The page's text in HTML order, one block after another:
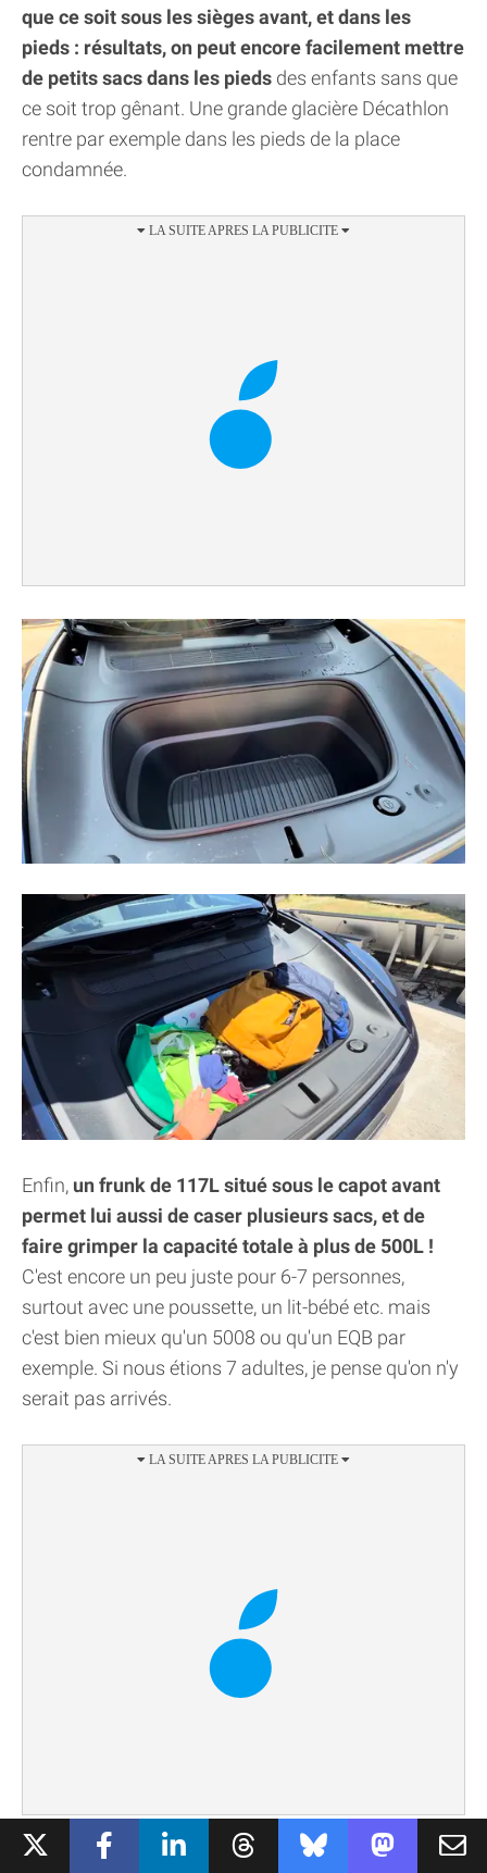
que ce soit sous les sièges avant, et dans les
pieds : résultats, on peut encore facilement mettre
de petits sacs dans les pieds des enfants sans que
ce soit trop gênant. Une grande glacière Décathlon
rentre par exemple dans les pieds de la place
condamnée.
Enfin, un frunk de 117L situé sous le capot avant
permet lui aussi de caser plusieurs sacs, et de
faire grimper la capacité totale à plus de 500L !
C'est encore un peu juste pour 6-7 personnes,
surtout avec une poussette, un lit-bébé etc. mais
c'est bien mieux qu'un 5008 ou qu'un EQB par
exemple. Si nous étions 7 adultes, je pense qu'on n'y
serait pas arrivés.
UNE TROISIÈME RANGÉE AU RABAIS ?